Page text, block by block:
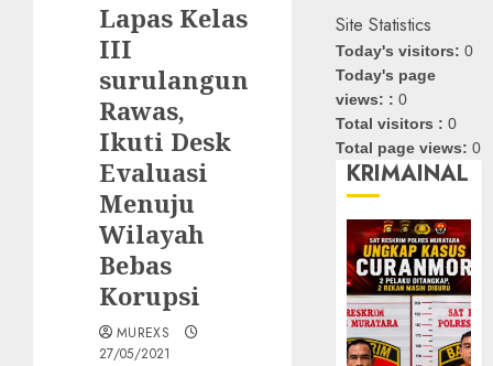
Lapas Kelas
III
surulangun
Rawas,
Ikuti Desk
Evaluasi
Menuju
Wilayah
Bebas
Korupsi
MUREXS
27/05/2021
Site Statistics
Today's visitors:0
Today's page
views: :0
Total visitors :0
Total page views:0
KRIMAINAL